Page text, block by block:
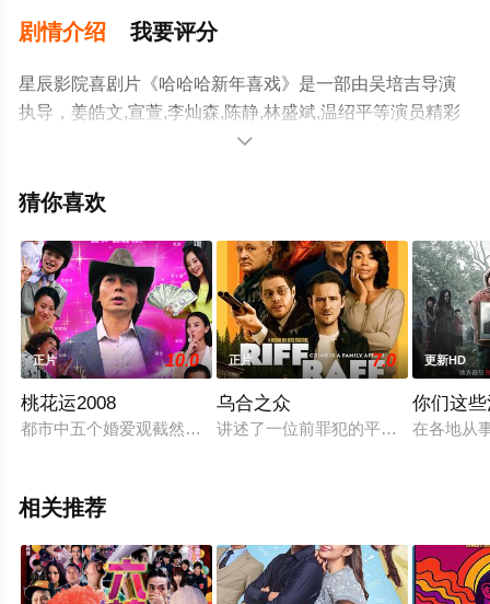
剧情介绍 我要评分
星辰影院喜剧片《哈哈哈新年喜戏》是一部由吴培吉导演
执导，姜皓文,宣萱,李灿森,陈静,林盛斌,温绍平等演员精彩
演绎的中国香港,马来西亚电影，手机免费观看高清无删减
电影、电视猫或剧情网等平台了解。

猜你喜欢
正片 10.0
桃花运2008
都市中五个婚爱观截然不同、年龄亦差异较大的女人：在保守
正片 7.0
乌合之众
讲述了一位前罪犯的平凡生活被打破
更新HD
你们这
在各地从
相关推荐